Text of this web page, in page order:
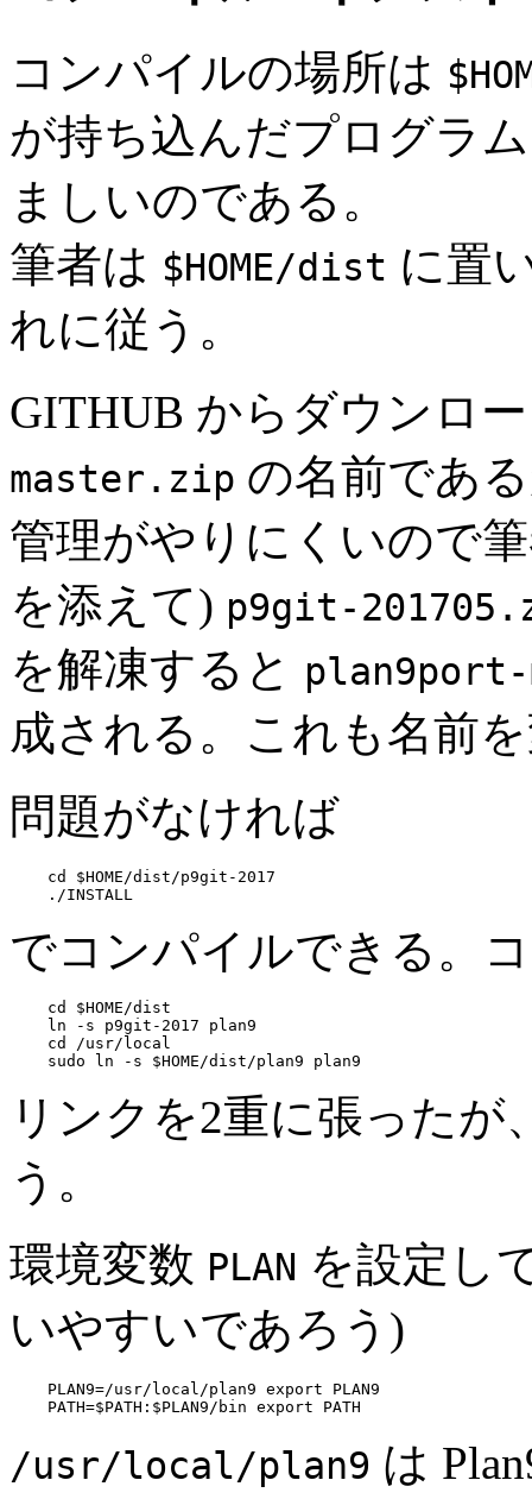
コンパイルの場所は
が持ち込んだプログラ
ましいのである。
筆者は $HOME/dist に置
れに従う。
GITHUB からダウンロ
master.zip の名前であ
管理がやりにくいので
を添えて) p9git-
を解凍すると plan9port-
成される。これも名前
問題がなければ
cd $HOME/dist/p9git-2017
でコンパイルできる。
cd $HOME/dist
ln -s p9git-2017 plan9
cd /usr/local
リンクを2重に張った
う。
環境変数 PLAN を設定し
いやすいであろう)
PLAN9=/usr/local/plan9 export PLAN9
/usr/local/plan9 は